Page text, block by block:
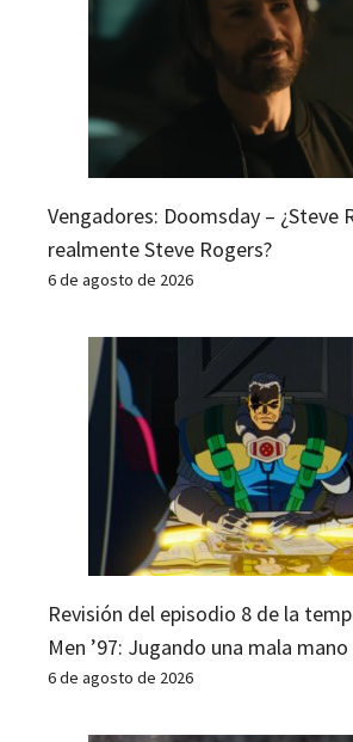
Vengadores: Doomsday – ¿Steve
realmente Steve Rogers?
6 de agosto de 2026
Revisión del episodio 8 de la
Men ’97: Jugando una mala mano
6 de agosto de 2026